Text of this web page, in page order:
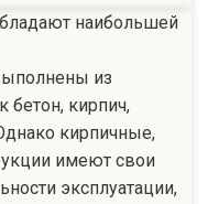
наибольшей
из
бетон, кирпич,
кирпичные,
имеют свои
эксплуатации,